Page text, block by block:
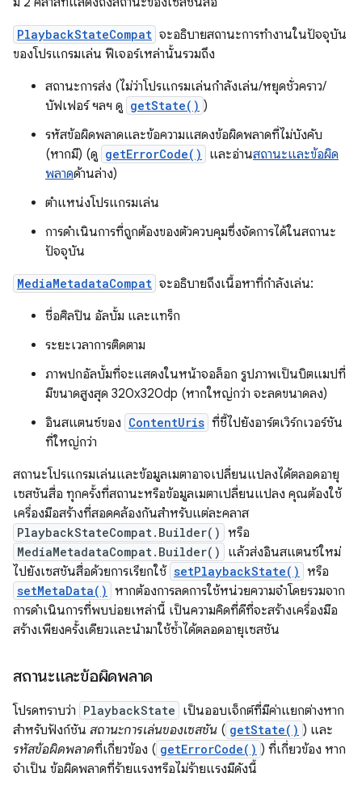
PlaybackStateCompat จะอธิบายสถานะการทำงานในปัจจุบัน
ของโปรแกรมเล่น ฟีเจอร์เหล่านั้นรวมถึง
สถานะการส่ง (ไม่ว่าโปรแกรมเล่นกำลังเล่น/หยุดชั่วคราว/
บัฟเฟอร์ ฯลฯ ดู getState() )
รหัสข้อผิดพลาดและข้อความแสดงข้อผิดพลาดที่ไม่บังคับ
(หากมี) (ดู getErrorCode() และอ่านสถานะและข้อผิด
พลาดด้านล่าง)
ตำแหน่งโปรแกรมเล่น
การดำเนินการที่ถูกต้องของตัวควบคุมซึ่งจัดการได้ในสถานะ
ปัจจุบัน
MediaMetadataCompat จะอธิบายถึงเนื้อหาที่กำลังเล่น:
ชื่อศิลปิน อัลบั้ม และแทร็ก
ระยะเวลาการติดตาม
ภาพปกอัลบั้มที่จะแสดงในหน้าจอล็อก รูปภาพเป็นบิตแมปที่
มีขนาดสูงสุด 320x320dp (หากใหญ่กว่า จะลดขนาดลง)
อินสแตนซ์ของ ContentUris ที่ชี้ไปยังอาร์ตเวิร์กเวอร์ชัน
ที่ใหญ่กว่า
สถานะโปรแกรมเล่นและข้อมูลเมตาอาจเปลี่ยนแปลงได้ตลอดอายุ
เซสชันสื่อ ทุกครั้งที่สถานะหรือข้อมูลเมตาเปลี่ยนแปลง คุณต้องใช้
เครื่องมือสร้างที่สอดคล้องกันสำหรับแต่ละคลาส
PlaybackStateCompat.Builder() หรือ
MediaMetadataCompat.Builder()
แล้วส่งอินสแตนซ์ใหม่
ไปยังเซสชันสื่อด้วยการเรียกใช้ setPlaybackState() หรือ
setMetaData() หากต้องการลดการใช้หน่วยความจำโดยรวมจาก
การดำเนินการที่พบบ่อยเหล่านี้ เป็นความคิดที่ดีที่จะสร้างเครื่องมือ
สร้างเพียงครั้งเดียวและนำมาใช้ซ้ำได้ตลอดอายุเซสชัน
สถานะและข้อผิดพลาด
โปรดทราบว่า PlaybackState เป็นออบเจ็กต์ที่มีค่าแยกต่างหาก
สำหรับฟังก์ชัน สถานะการเล่นของเซสชัน ( getState() ) และ
รหัสข้อผิดพลาดที่เกี่ยวข้อง ( getErrorCode() ) ที่เกี่ยวข้อง หาก
จำเป็น ข้อผิดพลาดที่ร้ายแรงหรือไม่ร้ายแรงมีดังนี้